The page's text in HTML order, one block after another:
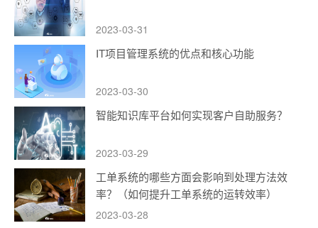
2023-03-31
IT项目管理系统的优点和核心功能
2023-03-30
智能知识库平台如何实现客户自助服务？
2023-03-29
工单系统的哪些方面会影响到处理方法效
率？（如何提升工单系统的运转效率）
2023-03-28